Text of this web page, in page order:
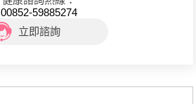
00852-59885274
立即諮詢